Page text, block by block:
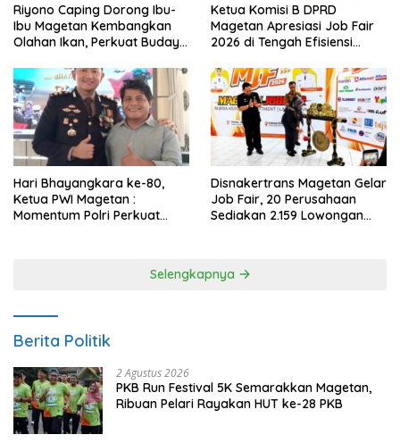
Riyono Caping Dorong Ibu-
Ibu Magetan Kembangkan
Olahan Ikan, Perkuat Budaya
Ketua Komisi B DPRD
Magetan Apresiasi Job Fair
2026 di Tengah Efisiensi
Hari Bhayangkara ke-80,
Ketua PWI Magetan :
Momentum Polri Perkuat
Disnakertrans Magetan Gelar
Job Fair, 20 Perusahaan
Sediakan 2.159 Lowongan
Selengkapnya
Berita Politik
2 Agustus 2026
PKB Run Festival 5K Semarakkan Magetan,
Ribuan Pelari Rayakan HUT ke-28 PKB